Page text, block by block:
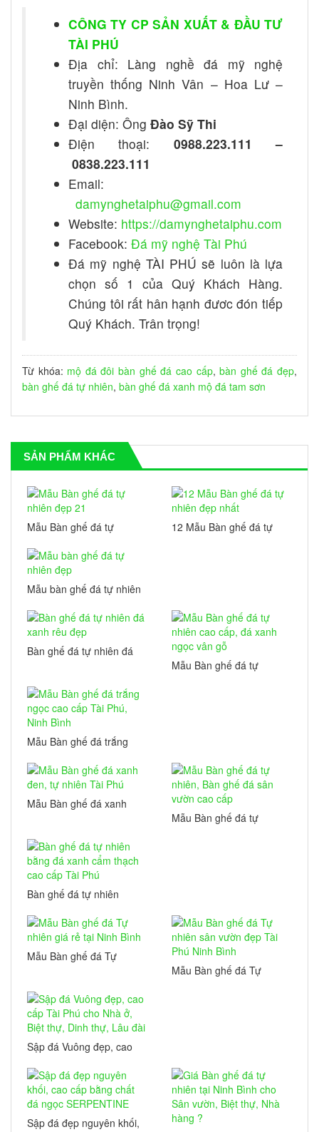
CÔNG TY CP SẢN XUẤT & ĐẦU TƯ
TÀI PHÚ
Địa chỉ: Làng nghề đá mỹ nghệ
truyền thống Ninh Vân – Hoa Lư –
Ninh Bình.
Đại diện: Ông Đào Sỹ Thi
Điện thoại: 0988.223.111 –
0838.223.111
Email:
damynghetaiphu@gmail.com
Website: https://damynghetaiphu.com
Facebook: Đá mỹ nghệ Tài Phú
Đá mỹ nghệ TÀI PHÚ sẽ luôn là lựa
chọn số 1 của Quý Khách Hàng.
Chúng tôi rất hân hạnh đươc đón tiếp
Quý Khách. Trân trọng!
Từ khóa: mộ đá đôi bàn ghế đá cao cấp,bàn ghế đá đẹp,
bàn ghế đá tự nhiên, bàn ghế đá xanh mộ đá tam sơn
SẢN PHẨM KHÁC
Mẫu Bàn ghế đá tự
12 Mẫu Bàn ghế đá tự
Mẫu bàn ghế đá tự nhiên
Bàn ghế đá tự nhiên đá
Mẫu Bàn ghế đá tự
Mẫu Bàn ghế đá trắng
Ninh Bình
Mẫu Bàn ghế đá xanh
Mẫu Bàn ghế đá tự
Bàn ghế đá tự nhiên
cao cấp Tài Phú
Mẫu Bàn ghế đá Tự
Mẫu Bàn ghế đá Tự
Sập đá Vuông đẹp, cao
Biệt thự, Dinh thự, Lâu
đài
Sập đá đẹp nguyên khối,